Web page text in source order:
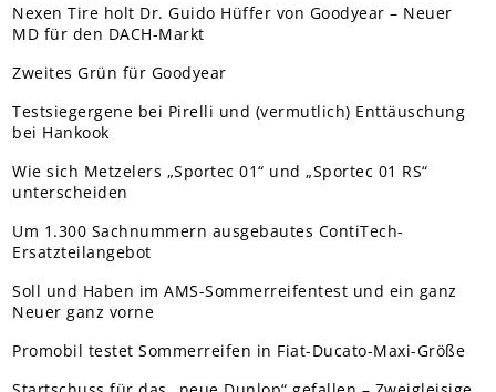
Nexen Tire holt Dr. Guido Hüffer von Goodyear – Neuer
MD für den DACH-Markt
Zweites Grün für Goodyear
Testsiegergene bei Pirelli und (vermutlich) Enttäuschung
bei Hankook
Wie sich Metzelers „Sportec 01“ und „Sportec 01 RS“
unterscheiden
Um 1.300 Sachnummern ausgebautes ContiTech-
Ersatzteilangebot
Soll und Haben im AMS-Sommerreifentest und ein ganz
Neuer ganz vorne
Promobil testet Sommerreifen in Fiat-Ducato-Maxi-Größe